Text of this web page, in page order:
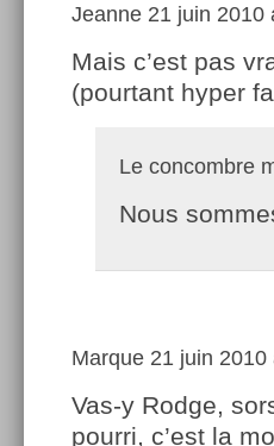
Jeanne 21 juin 2010
Mais c’est pas
(pourtant hyper
Le concombre
Nous
Marque 21 juin 2010
Vas-y Rodge,
pourri, c’est la